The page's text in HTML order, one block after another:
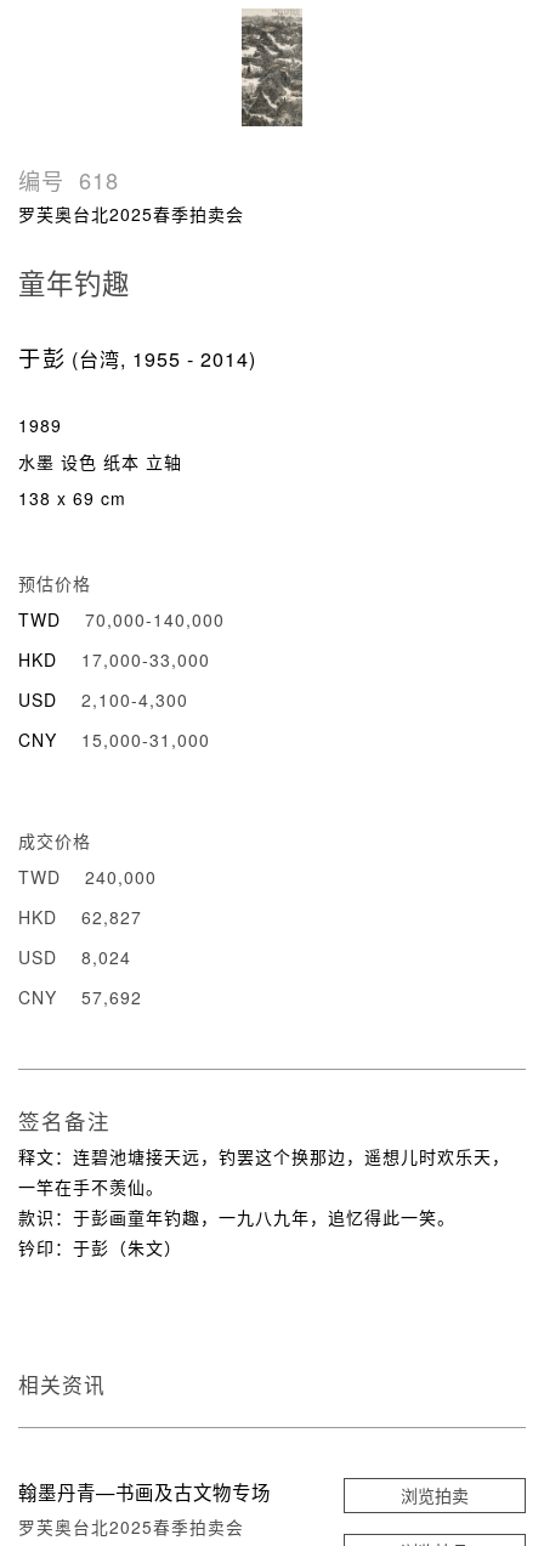
编号 618
罗芙奥台北2025春季拍卖会
童年钓趣
于彭 (台湾, 1955 - 2014)
1989
水墨 设色 纸本 立轴
138 x 69 cm
预估价格
TWD
70,000-140,000
HKD
17,000-33,000
USD
2,100-4,300
CNY
15,000-31,000
成交价格
TWD
240,000
HKD
62,827
USD
8,024
CNY
57,692
签名备注
释文：连碧池塘接天远，钓罢这个换那边，遥想儿时欢乐天，
一竿在手不羡仙。
款识：于彭画童年钓趣，一九八九年，追忆得此一笑。
钤印：于彭（朱文）
相关资讯
翰墨丹青—书画及古文物专场
罗芙奥台北2025春季拍卖会
浏览拍卖